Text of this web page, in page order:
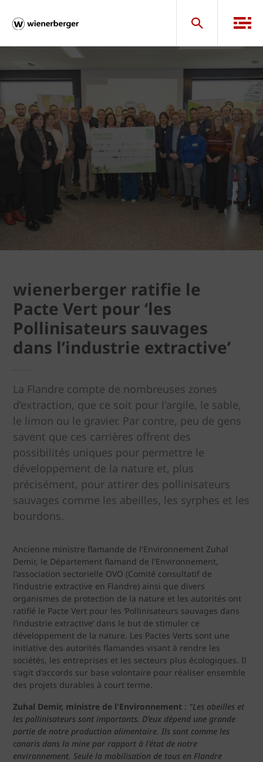
wienerberger ratifie le
Pacte Vert pour ‘les
Pollinisateurs sauvages
dans l’industrie extractive’
La Flandre compte de nombreuses zones
d’extraction, que ce soit pour l'argile, le sable,
le limon ou le gravier. Par contre, peu de gens
savent que ces carrières offrent des
possibilités uniques pour permettre le
développement de la nature et, plus
précisément, pour attirer des pollinisateurs
sauvages comme les abeilles, les syrphes et les
bourdons.
Ancienne ministre flamande de l'Environnement Zuhal
Demir, le Département flamand de l'Environnement,
l'association sectorielle OVO (Comité consultatif de
l’industrie extractive en Flandre) ainsi que divers
organismes de protection de la nature et les autorités ont
ratifié le Pacte Vert pour les ‘Pollinisateurs sauvages dans
l’industrie extractive’ dans le but de stimuler ce
développement de la nature. Les Pactes Verts sont une
initiative des autorités flamandes visant à rendre les
sociétés, les entreprises et les secteurs plus écologiques. Il
s'agit d'accords sur base volontaire pour réaliser ensemble
des projets durables à court terme.
Zuhal Demir, ministre de l'Environnement : "Les abeilles et
les pollinisateurs sont importants. D’eux dépend une grande
partie de notre production alimentaire. Ils sont comme les
canaris dans la mine par rapport à l'état de notre
environnement. Seule la mobilisation de tous en Flandre